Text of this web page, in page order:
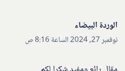
الوردة البيضاء
نوفمبر 27, 2024 الساعة 8:16 ص